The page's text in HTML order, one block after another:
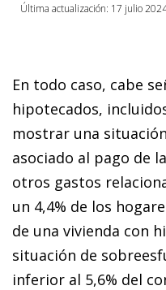
Última actualización: 17 julio
En todo caso, cabe
hipotecados,
mostrar una
asociado al pago de
otros gastos
un 4,4% de los
de una vivienda con
situación de
inferior al 5,6% del